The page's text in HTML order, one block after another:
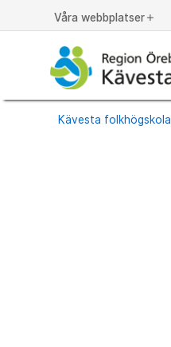
Våra webbplatser add
Kävesta folkhögskola